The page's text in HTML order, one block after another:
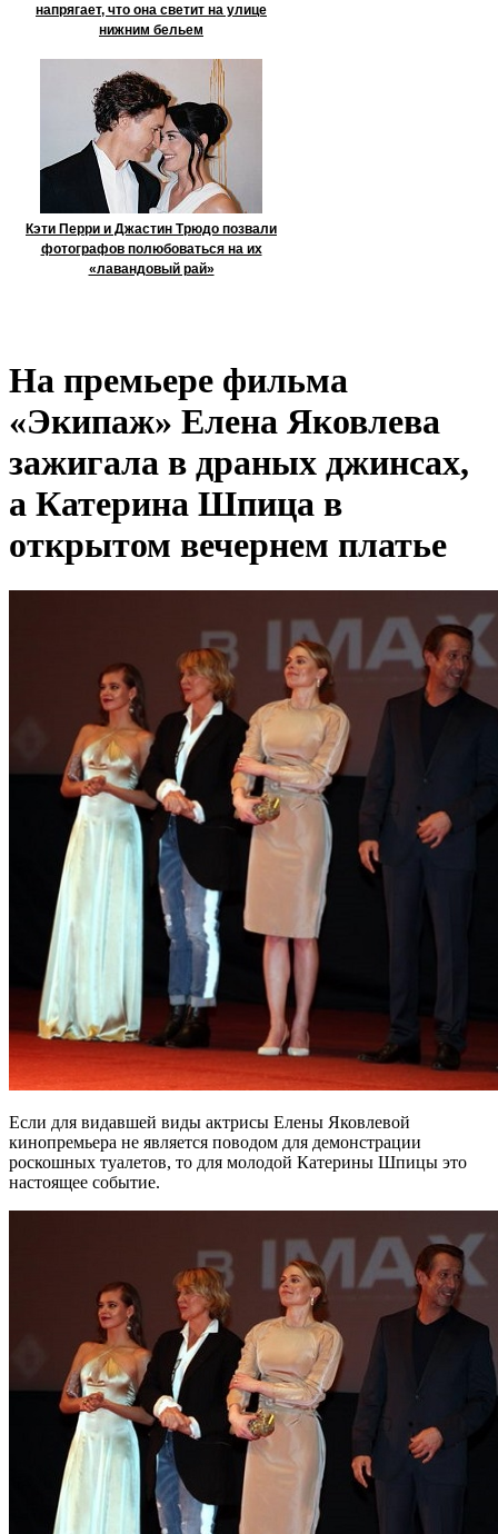
напрягает, что она светит на улице
нижним бельем
Кэти Перри и Джастин Трюдо позвали
фотографов полюбоваться на их
«лавандовый рай»
На премьере фильма
«Экипаж» Елена Яковлева
зажигала в драных джинсах,
а Катерина Шпица в
открытом вечернем платье
Если для видавшей виды актрисы Елены Яковлевой
кинопремьера не является поводом для демонстрации
роскошных туалетов, то для молодой Катерины Шпицы это
настоящее событие.